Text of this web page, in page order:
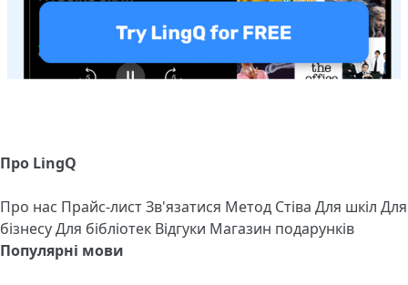
Про LingQ
Про нас Прайс-листЗв'язатися Метод Стіва Для шкіл Для
бізнесуДля бібліотек Відгуки Магазин подарунків
Популярні мови